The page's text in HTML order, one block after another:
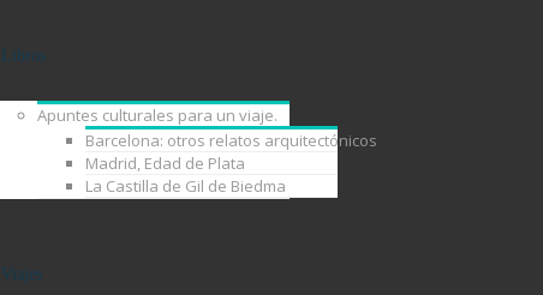
Libros
Apuntes culturales para un viaje.
Barcelona: otros relatos arquitectónicos
Madrid, Edad de Plata
La Castilla de Gil de Biedma
Viajes